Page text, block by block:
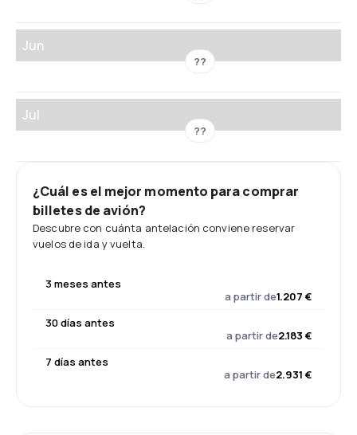
Jun
??
Jul
??
¿Cuál es el mejor momento para comprar
billetes de avión?
Descubre con cuánta antelación conviene reservar
vuelos de ida y vuelta.
3 meses antes
a partir de1.207 €
30 días antes
a partir de2.183 €
7 días antes
a partir de2.931 €